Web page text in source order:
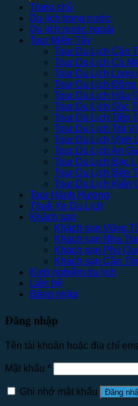
Trang chủ
Du lịch trong nước
Du lịch nước ngoài
Tour Miền Tây
Tour Du Lịch Cần
Tour Du Lịch Cà
Tour Du Lịch Long
Tour Du Lịch Đồng
Tour Du Lịch Hậu
Tour Du Lịch Sóc
Tour Du Lịch Tiền
Tour Du Lịch Trà
Tour Du Lịch Vĩnh
Tour Du Lịch An
Tour Du Lịch Bạc
Tour Du Lịch Bến
Tour Du Lịch Kiên
Tour Hành Hương
Thuê Xe Du Lịch
Khách sạn
Khách sạn Vũng
Khách sạn Nha
Khách sạn Phú
Khách sạn Cần
Kinh nghiệm du lịch
Liên hệ
Đăng nhập
Đăng nhập
Tên tài khoản hoặc địa chỉ
Mật khẩu *
Ghi nhớ mật khẩu Đăng